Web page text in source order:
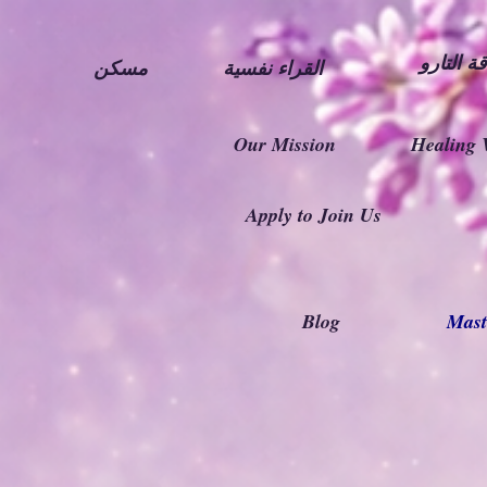
مسكن القراء نفسية التارو
Our Mission Healing
Apply to Join Us
Blog